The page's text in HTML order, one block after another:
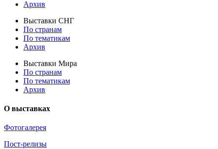
Архив
Выставки СНГ
По странам
По тематикам
Архив
Выставки Мира
По странам
По тематикам
Архив
О выставках
Фотогалерея
Пост-релизы